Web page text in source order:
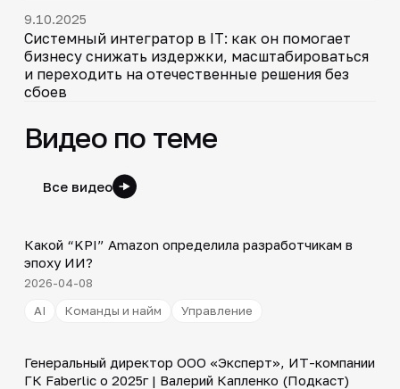
9.10.2025
Системный интегратор в IT: как он помогает
бизнесу снижать издержки, масштабироваться
и переходить на отечественные решения без
сбоев
Видео по теме
Все видео
▶
Какой “KPI” Amazon определила разработчикам в
эпоху ИИ?
2026-04-08
AI
Команды и найм Управление
▶
Генеральный директор ООО «Эксперт», ИТ-компании
ГК Faberlic о 2025г | Валерий Капленко (Подкаст)